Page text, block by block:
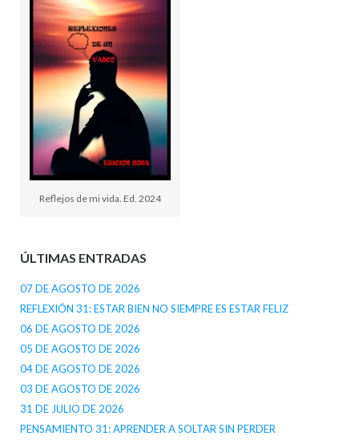
Reflejos de mi vida. Ed. 2024
ÚLTIMAS ENTRADAS
07 DE AGOSTO DE 2026
REFLEXIÓN 31: ESTAR BIEN NO SIEMPRE ES ESTAR FELIZ
06 DE AGOSTO DE 2026
05 DE AGOSTO DE 2026
04 DE AGOSTO DE 2026
03 DE AGOSTO DE 2026
31 DE JULIO DE 2026
PENSAMIENTO 31: APRENDER A SOLTAR SIN PERDER